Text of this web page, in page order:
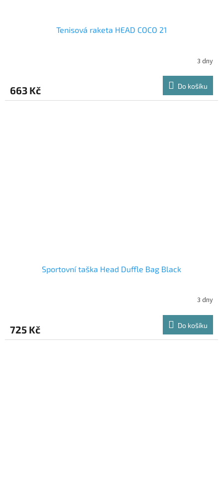
Tenisová raketa HEAD COCO 21
3 dny
663 Kč Do košíku
Sportovní taška Head Duffle Bag Black
3 dny
725 Kč Do košíku